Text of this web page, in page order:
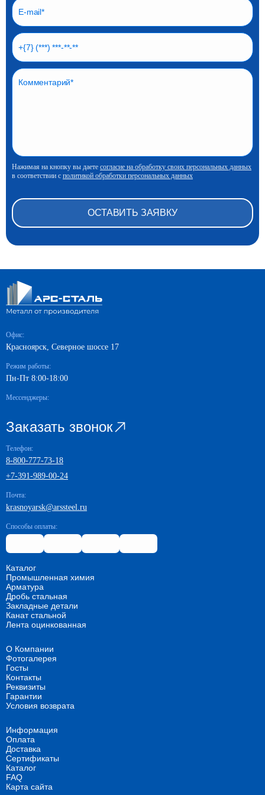
актуальным стандартам. Мы можем организовать
цена будет зависеть от марки, размера и веса, а также от
Обратите внимание! Для юридических лиц в
Красноярском крае предусмотрена скидка 50% на
транспортные услуги при заказе сборной доставки от 5
тонн.
Нажимая на кнопку вы даете согласие на обработку своих персональных данных
в соответствии с политикой обработки персональных данных
Офис:
Красноярск, Северное шоссе 17
Режим работы:
Пн-Пт 8:00-18:00
Мессенджеры:
Заказать звонок
Телефон:
8-800-777-73-18
+7-391-989-00-24
Почта:
krasnoyarsk@arssteel.ru
Способы оплаты:
Каталог
Промышленная химия
Арматура
Дробь стальная
Закладные детали
Канат стальной
Лента оцинкованная
О Компании
Фотогалерея
Госты
Контакты
Реквизиты
Гарантии
Условия возврата
Информация
Оплата
Доставка
Сертификаты
Каталог
FAQ
Карта сайта